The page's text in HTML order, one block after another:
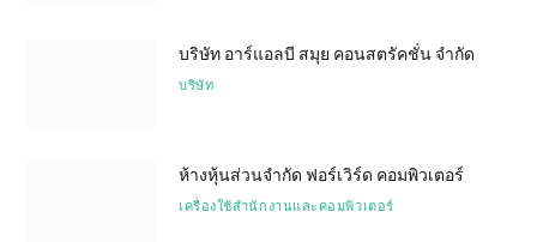
บริษัท อาร์แอลบี สมุย คอนสตรัคชั่น จำกัด
บริษัท
ห้างหุ้นส่วนจำกัด ฟอร์เวิร์ด คอมพิวเตอร์
เครื่องใช้สำนักงานและคอมพิวเตอร์